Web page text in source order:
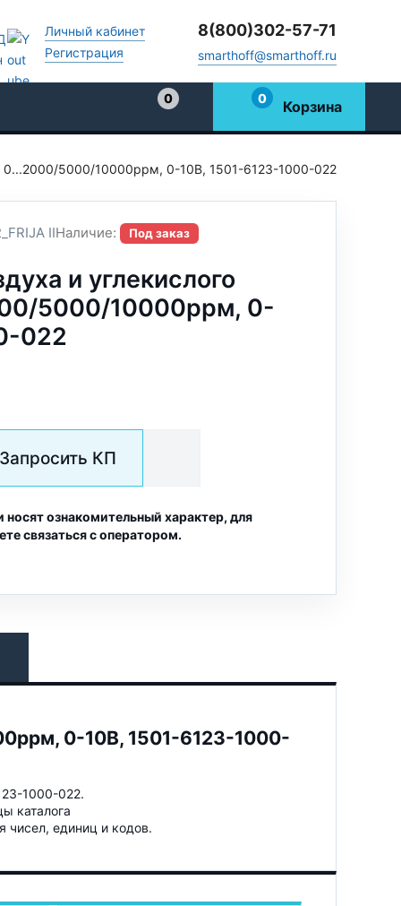
Личный кабинет
Регистрация
8(800)302-57-71
smarthoff@smarthoff.ru
0
0 Корзина
0...2000/5000/10000ppм, 0-10В, 1501-6123-1000-022
IIНаличие: Под заказ
и углекислого
5000/10000ppм, 0-
022
Запросить КП
ознакомительный характер, для
связаться с оператором.
0-10В, 1501-6123-1000-
1000-022.
каталога
чисел, единиц и кодов.